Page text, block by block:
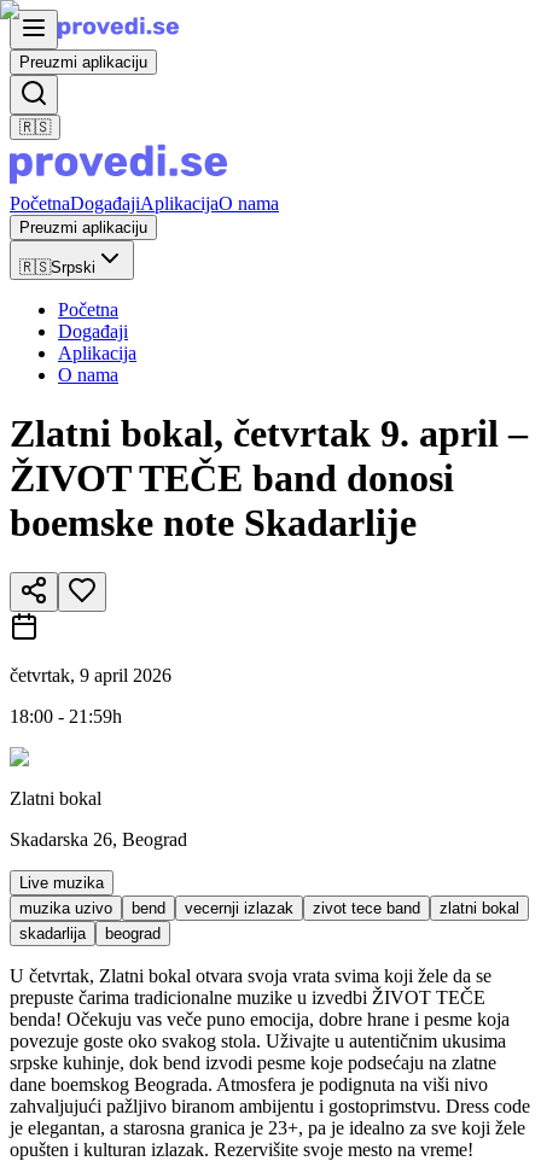
Preuzmi aplikaciju
🇷🇸
PočetnaDogađajiAplikacijaO nama
Preuzmi aplikaciju
🇷🇸Srpski
Početna
Događaji
Aplikacija
O nama
Zlatni bokal, četvrtak 9. april –
ŽIVOT TEČE band donosi
boemske note Skadarlije
četvrtak, 9 april 2026
18:00 - 21:59h
Zlatni bokal
Skadarska 26, Beograd
Live muzika
muzika uzivo
bend vecernji izlazak zivot tece band
zlatni bokal
skadarlija
beograd
U četvrtak, Zlatni bokal otvara svoja vrata svima koji žele da se
prepuste čarima tradicionalne muzike u izvedbi ŽIVOT TEČE
benda! Očekuju vas veče puno emocija, dobre hrane i pesme koja
povezuje goste oko svakog stola. Uživajte u autentičnim ukusima
srpske kuhinje, dok bend izvodi pesme koje podsećaju na zlatne
dane boemskog Beograda. Atmosfera je podignuta na viši nivo
zahvaljujući pažljivo biranom ambijentu i gostoprimstvu. Dress code
je elegantan, a starosna granica je 23+, pa je idealno za sve koji žele
opušten i kulturan izlazak. Rezervišite svoje mesto na vreme!